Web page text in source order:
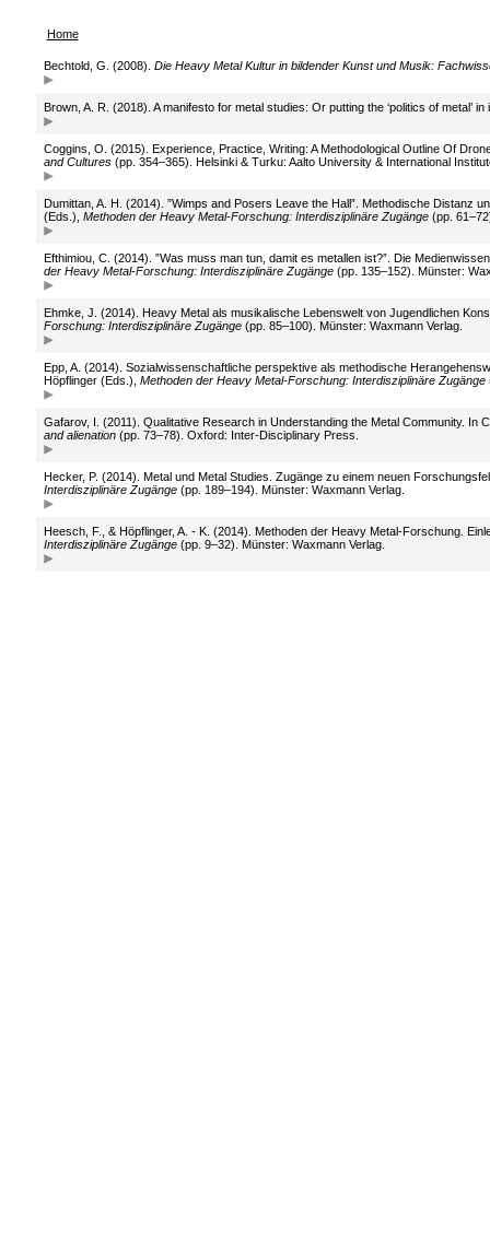
Home
Bechtold, G. (2008). Die Heavy Metal Kultur in bildender Kunst und Musik:
Brown, A. R. (2018). A manifesto for metal studies: Or putting the ‘politics of metal’ in
Coggins, O. (2015). Experience, Practice, Writing: A Methodological Outline Of
and Cultures(pp. 354–365). Helsinki & Turku: Aalto University & International
Dumittan, A. H. (2014). ”Wimps and Posers Leave the Hall”. Methodische Distanz
(Eds.), Methoden der Heavy Metal-Forschung: Interdisziplinäre Zugänge(pp.
Efthimiou, C. (2014). ”Was muss man tun, damit es metallen ist?”. Die
der Heavy Metal-Forschung: Interdisziplinäre Zugänge(pp. 135–152). Münster:
Ehmke, J. (2014). Heavy Metal als musikalische Lebenswelt von Jugendlichen
Forschung: Interdisziplinäre Zugänge(pp. 85–100). Münster: Waxmann Verlag.
Epp, A. (2014). Sozialwissenschaftliche perspektive als methodische
Höpflinger (Eds.), Methoden der Heavy Metal-Forschung: Interdisziplinäre Zugänge
Gafarov, I. (2011). Qualitative Research in Understanding the Metal Community. In
and alienation(pp. 73–78). Oxford: Inter-Disciplinary Press.
Hecker, P. (2014). Metal und Metal Studies. Zugänge zu einem neuen
Interdisziplinäre Zugänge(pp. 189–194). Münster: Waxmann Verlag.
Heesch, F., & Höpflinger, A. - K. (2014). Methoden der Heavy Metal-Forschung.
Interdisziplinäre Zugänge(pp. 9–32). Münster: Waxmann Verlag.